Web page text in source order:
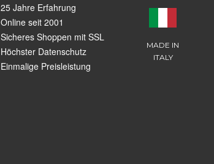
25 Jahre Erfahrung
Online seit 2001
Sicheres Shoppen mit SSL
Höchster Datenschutz
Einmalige Preisleistung
MADE IN
ITALY